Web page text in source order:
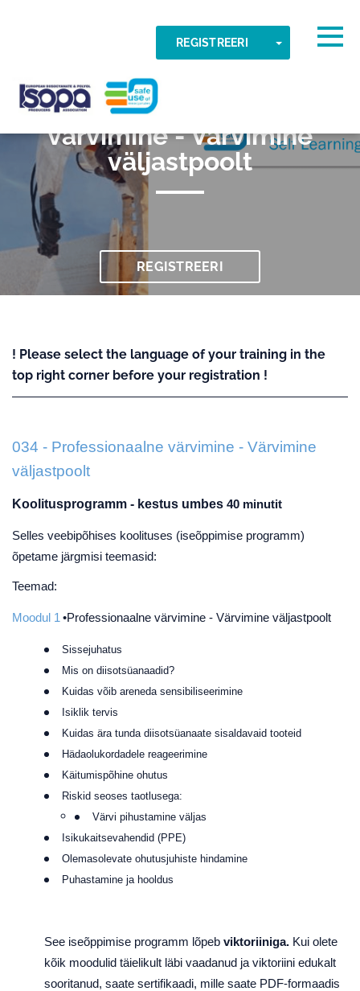
REGISTREERI TOGGLE
ISOPA-AISBL
034 Professionaalne
värvimine - Värvimine
väljastpoolt
REGISTREERI
! Please select the language of your training in the
top right corner before your registration !
034 - Professionaalne värvimine - Värvimine
väljastpoolt
Koolitusprogramm - kestus umbes 40 minutit
Selles veebipõhises koolituses (iseõppimise programm)
õpetame järgmisi teemasid:
Teemad:
Moodul 1 •Professionaalne värvimine - Värvimine väljastpoolt
Sissejuhatus
Mis on diisotsüanaadid?
Kuidas võib areneda sensibiliseerimine
Isiklik tervis
Kuidas ära tunda diisotsüanaate sisaldavaid tooteid
Hädaolukordadele reageerimine
Käitumispõhine ohutus
Riskid seoses taotlusega:
Värvi pihustamine väljas
Isikukaitsevahendid (PPE)
Olemasolevate ohutusjuhiste hindamine
Puhastamine ja hooldus
See iseõppimise programm lõpeb viktoriiniga. Kui olete
kõik moodulid täielikult läbi vaadanud ja viktoriini edukalt
sooritanud, saate sertifikaadi, mille saate PDF-formaadis